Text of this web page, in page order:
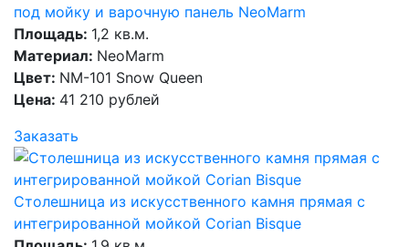
под мойку и варочную панель NeoMarm
Площадь: 1,2 кв.м.
Материал: NeoMarm
Цвет: NM-101 Snow Queen
Цена: 41 210 рублей
Заказать
Столешница из искусственного камня прямая с
интегрированной мойкой Corian Bisque